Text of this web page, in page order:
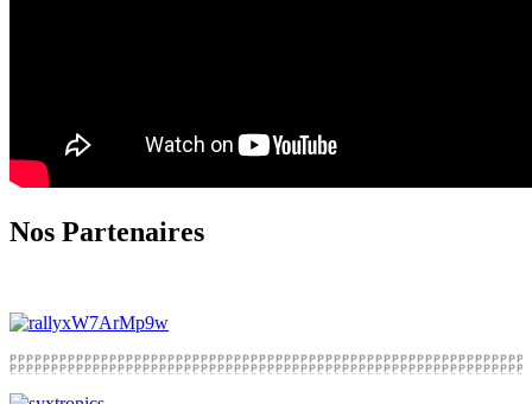
Nos Partenaires